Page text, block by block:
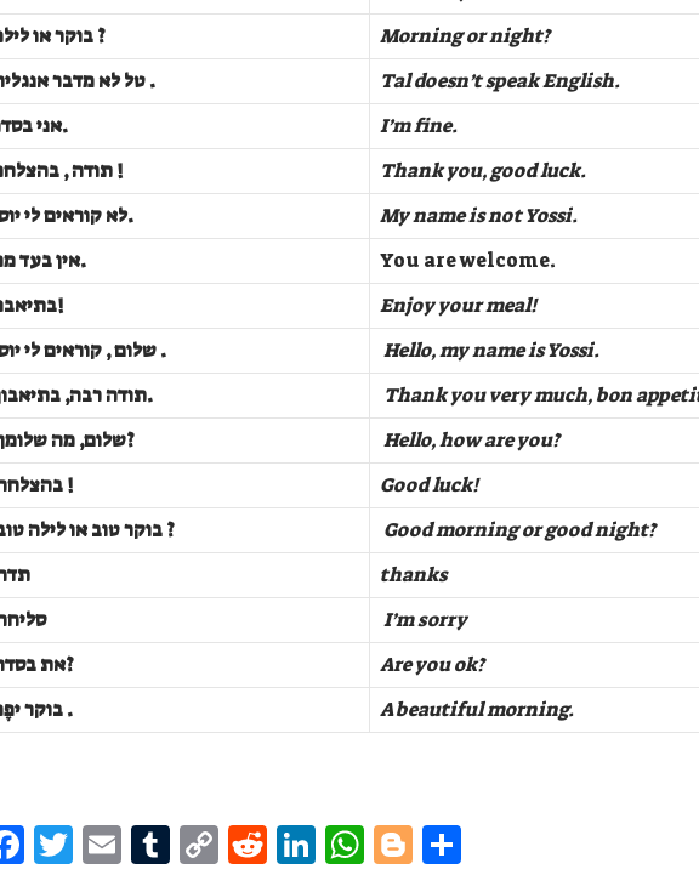
בוקר או לילה ?
Morning or night?
טל לא מדבר אנגלית .
Tal doesn’t speak English.
אני בסדר.
I’m fine.
תודה , בהצלחה !
Thank you, good luck.
לא קוראים לי יוסי.
My name is not Yossi.
אין בעד.
You are welcome.
בתיאבון!
Enjoy your meal!
שלום , קוראים לי יוסי .
Hello, my name is Yossi.
תודה רבה, בתיאבון.
Thank you very much, bon
שלום, מה שלומך?
Hello, how are you?
בהצלחה !
Good luck!
בוקר טוב או לילה טוב ?
Good morning or good night?
thanks
I’m sorry
את בסדר?
Are you ok?
בוקר יפֶה .
A beautiful morning.
F T E T C R Li WB S